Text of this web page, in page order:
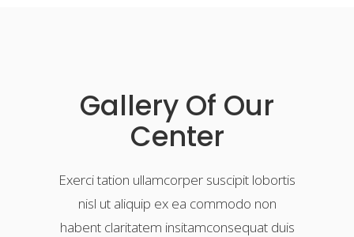
Gallery Of Our
Center
Exerci tation ullamcorper suscipit lobortis
nisl ut aliquip ex ea commodo non
habent claritatem insitamconsequat duis